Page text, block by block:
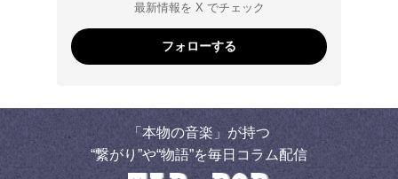
最新情報を X でチェック
フォローする
「本物の音楽」が持つ
“繋がり”や“物語”を毎日コラム配信